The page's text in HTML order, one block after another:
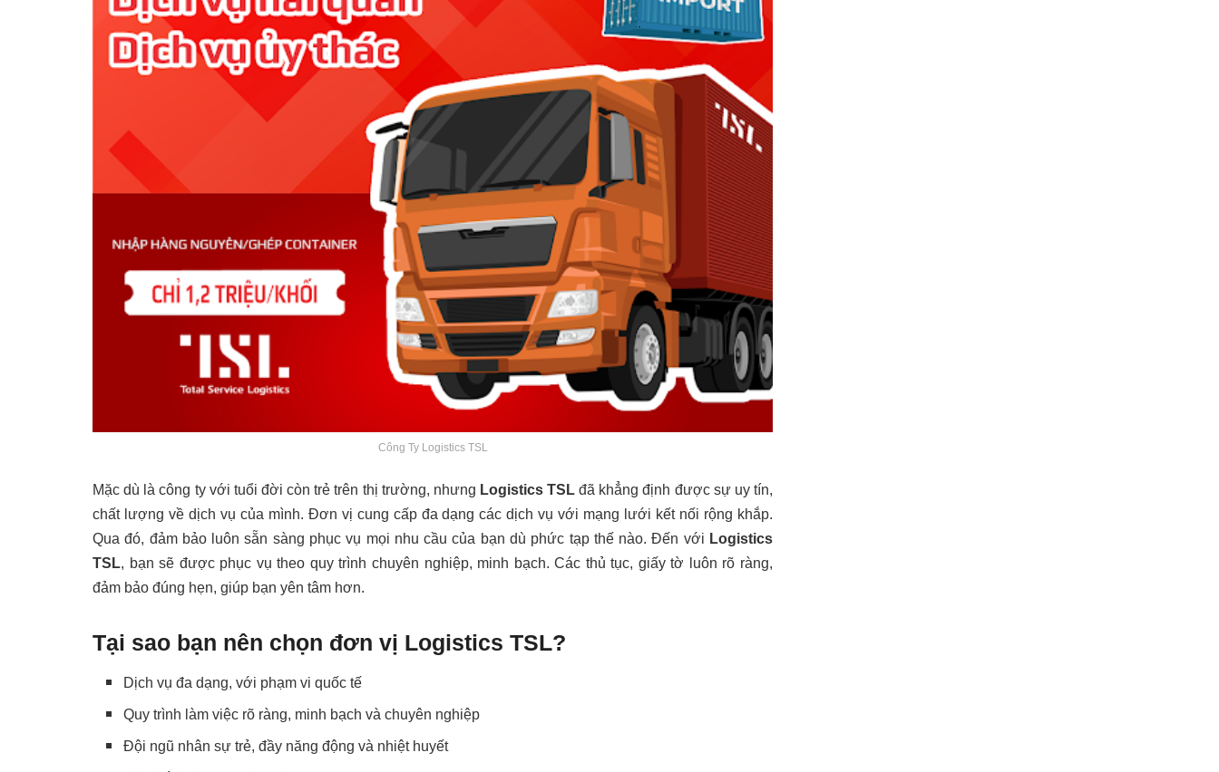
Công Ty Logistics TSL
Mặc dù là công ty với tuổi đời còn trẻ trên thị trường, nhưng Logistics TSLđã khẳng định được sự uy tín,
chất lượng về dịch vụ của mình. Đơn vị cung cấp đa dạng các dịch vụ với mạng lưới kết nối rộng khắp.
Qua đó, đảm bảo luôn sẵn sàng phục vụ mọi nhu cầu của bạn dù phức tạp thế nào. Đến với Logistics
TSL, bạn sẽ được phục vụ theo quy trình chuyên nghiệp, minh bạch. Các thủ tục, giấy tờ luôn rõ ràng,
đảm bảo đúng hẹn, giúp bạn yên tâm hơn.
Tại sao bạn nên chọn đơn vị Logistics TSL?
Dịch vụ đa dạng, với phạm vi quốc tế
Quy trình làm việc rõ ràng, minh bạch và chuyên nghiệp
Đội ngũ nhân sự trẻ, đầy năng động và nhiệt huyết